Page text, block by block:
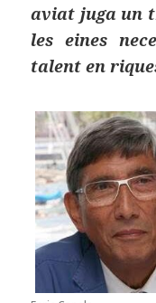
aviat juga un
les eines
talent en